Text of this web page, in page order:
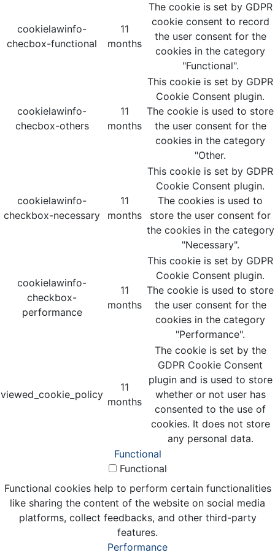
cookielawinfo-
checbox-functional
11
months
The cookie is set by GDPR
cookie consent to record
the user consent for the
cookies in the category
"Functional".
cookielawinfo-
checbox-others
11
months
This cookie is set by GDPR
Cookie Consent plugin.
The cookie is used to store
the user consent for the
cookies in the category
"Other.
cookielawinfo-
checkbox-necessary
11
months
This cookie is set by GDPR
Cookie Consent plugin.
The cookies is used to
store the user consent for
the cookies in the category
"Necessary".
cookielawinfo-
checkbox-
performance
11
months
This cookie is set by GDPR
Cookie Consent plugin.
The cookie is used to store
the user consent for the
cookies in the category
"Performance".
viewed_cookie_policy
11
months
The cookie is set by the
GDPR Cookie Consent
plugin and is used to store
whether or not user has
consented to the use of
cookies. It does not store
any personal data.
Functional
Functional
Functional cookies help to perform certain functionalities
like sharing the content of the website on social media
platforms, collect feedbacks, and other third-party
features.
Performance